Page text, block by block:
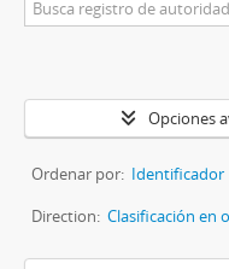
Opciones
Ordenar por: Identificador
Direction: Clasificación en